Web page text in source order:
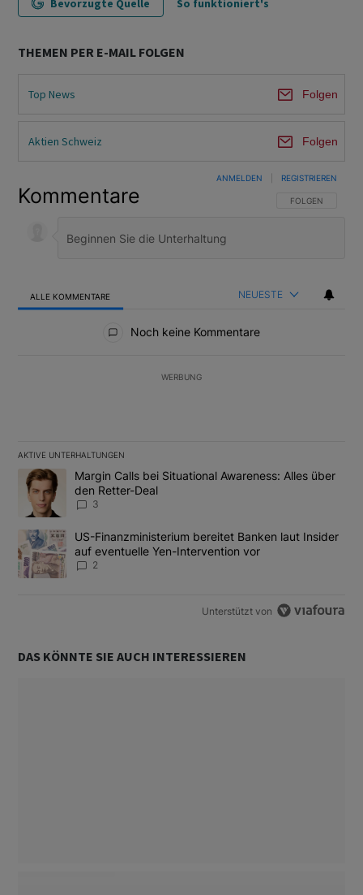
Bevorzugte Quelle So funktioniert's
THEMEN PER E-MAIL FOLGEN
Top News Folgen
Aktien Schweiz Folgen
Kommentare FOLGE DIESER
FOLGEN
ANMELDEN REGISTRIEREN
ALLE KOMMENTARE NEUESTE
Noch keine Kommentare
WERBUNG
AKTIVE UNTERHALTUNGEN
Das Folgende ist eine Liste der am meisten kommentierten
Ein Trendartikel mit dem Titel "Margin Calls bei Situational
Margin Calls bei Situational Awareness: Alles über
den Retter-Deal
3
Ein Trendartikel mit dem Titel "US-Finanzministerium bereitet
US-Finanzministerium bereitet Banken laut Insider
auf eventuelle Yen-Intervention vor
2
Unterstützt von
DAS KÖNNTE SIE AUCH INTERESSIEREN